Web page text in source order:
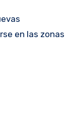
en las zonas